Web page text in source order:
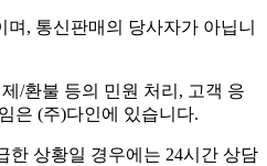
, 통신판매의 당사자가 아닙니
/환불 등의 민원 처리, 고객 응
은 (주)다인에 있습니다.
한 상황일 경우에는 24시간 상담